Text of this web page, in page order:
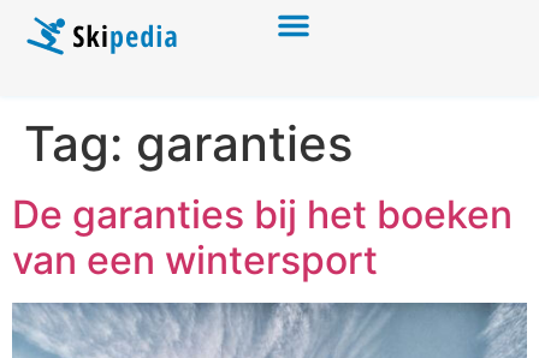
Tag: garanties
De garanties bij het boeken
van een wintersport